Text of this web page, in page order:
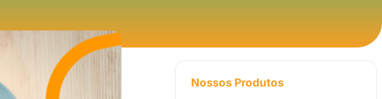
Nossos Produtos